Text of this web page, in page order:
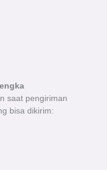
saat pengiriman
bisa dikirim: